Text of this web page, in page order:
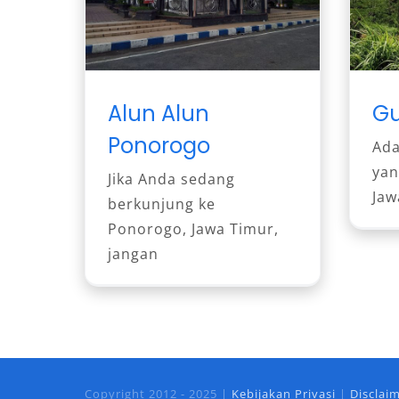
Alun Alun
Ponorogo
Jika Anda sedang
berkunjung ke
Ponorogo, Jawa Timur,
jangan
Copyright 2012 - 2025 | Kebijakan Privasi |